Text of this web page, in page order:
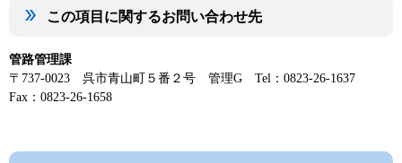
この項目に関するお問い合わせ先
管路管理課
〒737-0023 呉市青山町５番２号 管理G Tel：0823-26-1637
Fax：0823-26-1658